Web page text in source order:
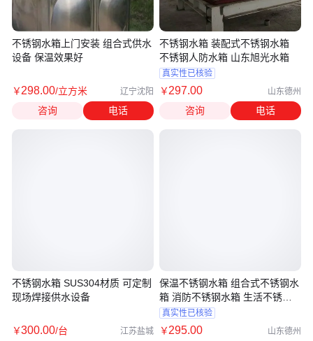
不锈钢水箱上门安装 组合式供水
设备 保温效果好
￥298.00/立方米 辽宁沈阳
咨询 电话
不锈钢水箱 SUS304材质 可定制
现场焊接供水设备
￥300.00/台 江苏盐城
不锈钢水箱 装配式不锈钢水箱
不锈钢人防水箱 山东旭光水箱
真实性已核验
￥297.00 山东德州
咨询 电话
保温不锈钢水箱 组合式不锈钢水
箱 消防不锈钢水箱 生活不锈钢
水箱 旭光品牌
真实性已核验
￥295.00 山东德州